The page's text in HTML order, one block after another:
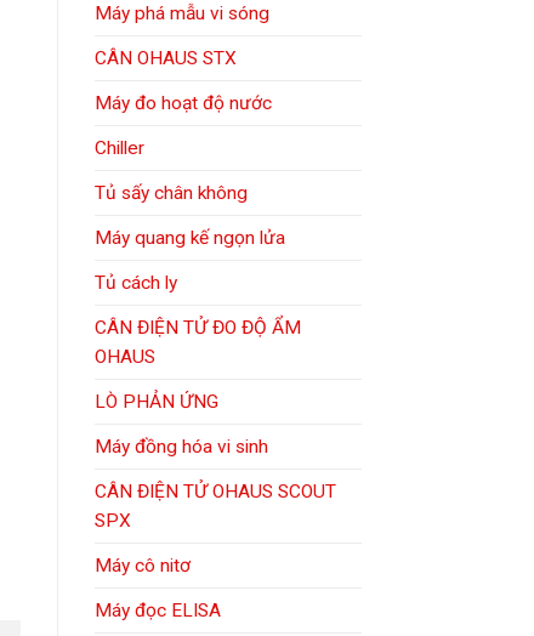
Máy phá mẫu vi sóng
CÂN OHAUS STX
Máy đo hoạt độ nước
Chiller
Tủ sấy chân không
Máy quang kế ngọn lửa
Tủ cách ly
CÂN ĐIỆN TỬ ĐO ĐỘ ẨM
OHAUS
LÒ PHẢN ỨNG
Máy đồng hóa vi sinh
CÂN ĐIỆN TỬ OHAUS SCOUT
SPX
Máy cô nitơ
Máy đọc ELISA